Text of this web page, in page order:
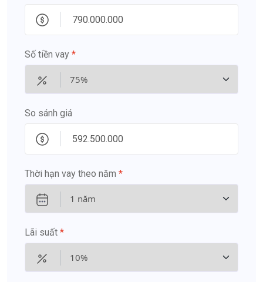
Số tiền vay *
So sánh giá
Thời hạn vay theo năm *
Lãi suất *